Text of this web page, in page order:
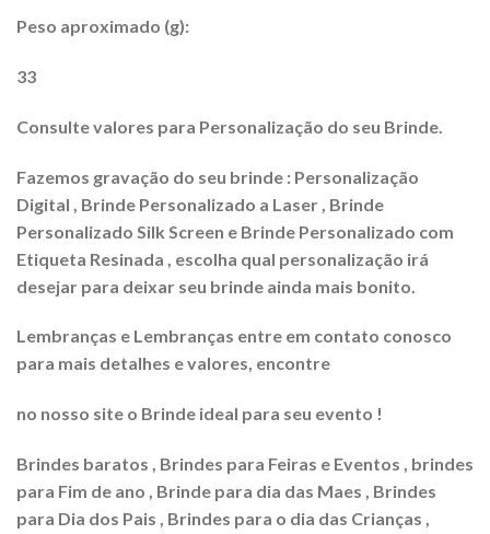
Peso aproximado (g):
33
Consulte valores para Personalização do seu Brinde.
Fazemos gravação do seu brinde : Personalização
Digital , Brinde Personalizado a Laser , Brinde
Personalizado Silk Screen e Brinde Personalizado com
Etiqueta Resinada , escolha qual personalização irá
desejar para deixar seu brinde ainda mais bonito.
Lembranças e Lembranças entre em contato conosco
para mais detalhes e valores, encontre
no nosso site o Brinde ideal para seu evento !
Brindes baratos , Brindes para Feiras e Eventos , brindes
para Fim de ano , Brinde para dia das Maes , Brindes
para Dia dos Pais , Brindes para o dia das Crianças ,